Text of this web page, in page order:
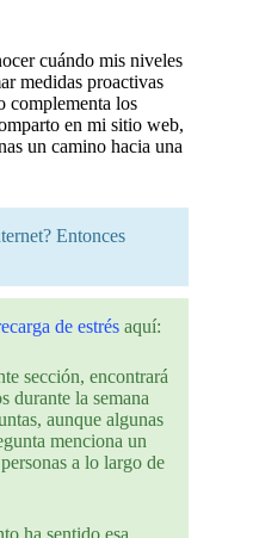
cuándo mis niveles
medidas proactivas
complementa los
en mi sitio web,
un camino hacia una
Entonces
de estrés aquí:
sección, encontrará
durante la semana
aunque algunas
menciona un
a lo largo de
ha sentido esa